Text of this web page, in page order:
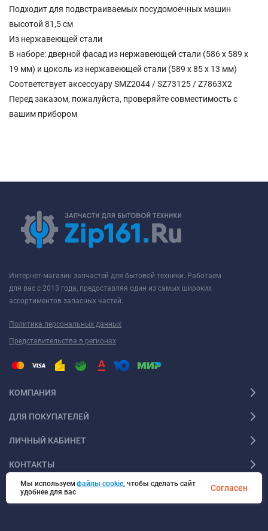
Подходит для подвстраиваемых посудомоечных машин
высотой 81,5 см
Из нержавеющей стали
В наборе: дверной фасад из нержавеющей стали (586 х 589 х
19 мм) и цоколь из нержавеющей стали (589 х 85 х 13 мм)
Соответствует аксессуару SMZ2044 / SZ73125 / Z7863X2
Перед заказом, пожалуйста, проверяйте совместимость с
вашим прибором
Интернет-магазин запчастей для бытовой техники. Работаем
для вас с 2013 года, предоставляя один из самых широких
ассортиментов запасных частей.
Политика персональных данных
Представительства в регионах
КОМПАНИЯ
ДЛЯ ПОКУПАТЕЛЕЙ
ЛИЧНЫЙ КАБИНЕТ
КОНТАКТЫ
Мы используемфайлы cookie, чтобы сделать сайт
удобнее для вас
Согласен